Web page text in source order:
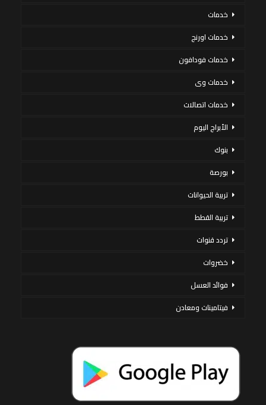
خدمات
خدمات اورنج
خدمات فودافون
خدمات وى
خدمات اتصالات
الأبراج اليوم
بنوك
بورصة
تربية الحيوانات
تربية القطط
تردد قنوات
خضروات
فوائد العسل
فيتامينات ومعادن